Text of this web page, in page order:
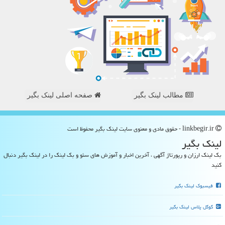
مطالب لینک بگیر صفحه اصلی لینک بگیر
لینك بگیر
بک لینک ارزان و رپورتاژ آگهی ، آخرین اخبار و آموزش های سئو و بک لینک را در لینک بگیر دنبال
کنید
فیسبوک لینک بگیر
گوگل پلاس لینک بگیر